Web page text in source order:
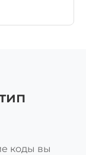
коды вы